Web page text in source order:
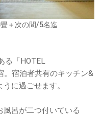
＋次の間/5名迄
る「HOTEL
。宿泊者共有のキッチン&
に過ごせます。
呂が二つ付いている